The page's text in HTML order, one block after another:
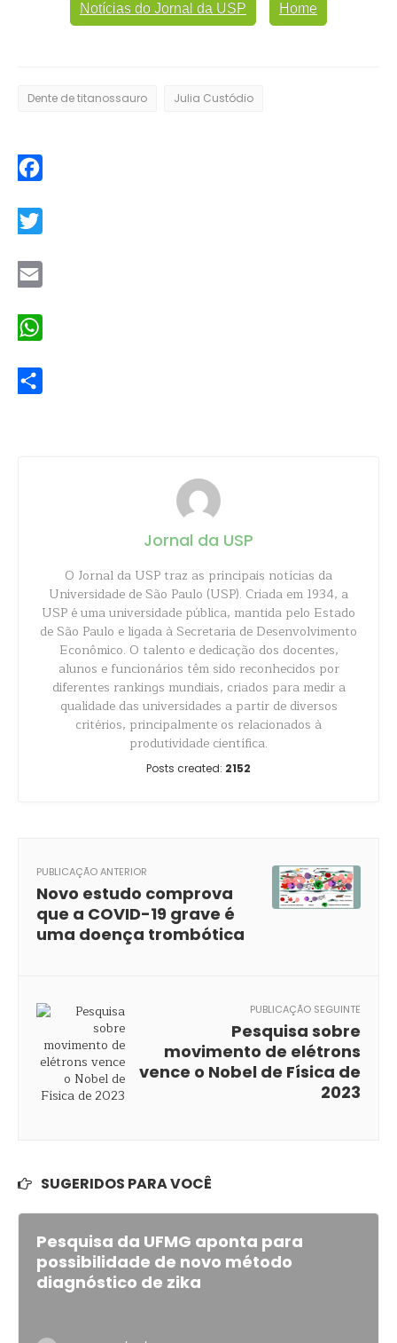
Notícias do Jornal da USP Home
Dente de titanossauro Julia Custódio
Jornal da USP
O Jornal da USP traz as principais notícias da
Universidade de São Paulo (USP). Criada em 1934, a
USP é uma universidade pública, mantida pelo Estado
de São Paulo e ligada à Secretaria de Desenvolvimento
Econômico. O talento e dedicação dos docentes,
alunos e funcionários têm sido reconhecidos por
diferentes rankings mundiais, criados para medir a
qualidade das universidades a partir de diversos
critérios, principalmente os relacionados à
produtividade científica.
Posts created: 2152
PUBLICAÇÃO ANTERIOR
Novo estudo comprova
que a COVID-19 grave é
uma doença trombótica
PUBLICAÇÃO SEGUINTE
Pesquisa sobre
movimento de elétrons
vence o Nobel de Física de
2023
SUGERIDOS PARA VOCÊ
Pesquisa da UFMG aponta para
possibilidade de novo método
diagnóstico de zika